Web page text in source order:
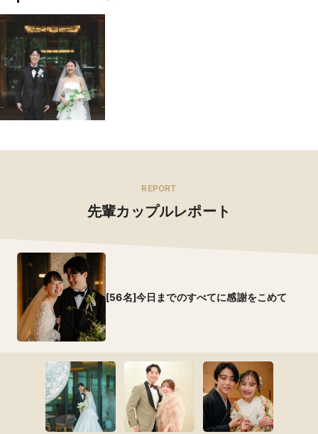
REPORT
先輩カップルレポート
[56名]今日までのすべてに感謝をこめて